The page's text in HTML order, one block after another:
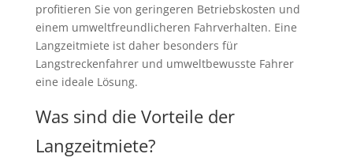
profitieren Sie von geringeren Betriebskosten und
einem umweltfreundlicheren Fahrverhalten. Eine
Langzeitmiete ist daher besonders für
Langstreckenfahrer und umweltbewusste Fahrer
eine ideale Lösung.
Was sind die Vorteile der
Langzeitmiete?